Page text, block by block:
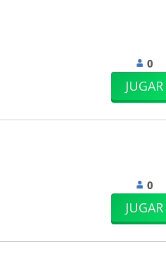
0
JUGAR
0
JUGAR